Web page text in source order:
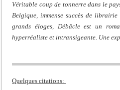
Véritable coup de tonnerre dans le
Belgique, immense succès de
grands éloges, Débâcle est un
hyperréaliste et intransigeante. Une
Quelques citations: